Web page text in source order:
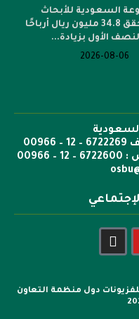
السعودية للأبحاث
والإعلام تحقق 34.8 مليون ريال أرباحًا
الأول بزيادة...
2026-08-06
ص.ب: 6351 جدة الرمز 21442 هاتف 6722269 – 12 – 00966
دول منظمة التعاون